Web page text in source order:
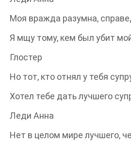
Моя вражда разумна,
Я мщу тому, кем был убит
Глостер
Но тот, кто отнял у тебя
Хотел тебе дать лучшего
Леди Анна
Нет в целом мире лучшего,